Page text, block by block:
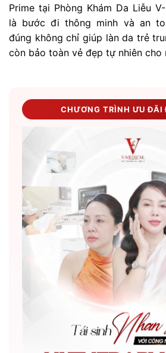
Prime tại Phòng Khám Da Liễu
là bước đi thông minh và an
đúng không chỉ giúp làn da trẻ
còn bảo toàn vẻ đẹp tự nhiên cho
CHƯƠNG TRÌNH ƯU ĐÃI